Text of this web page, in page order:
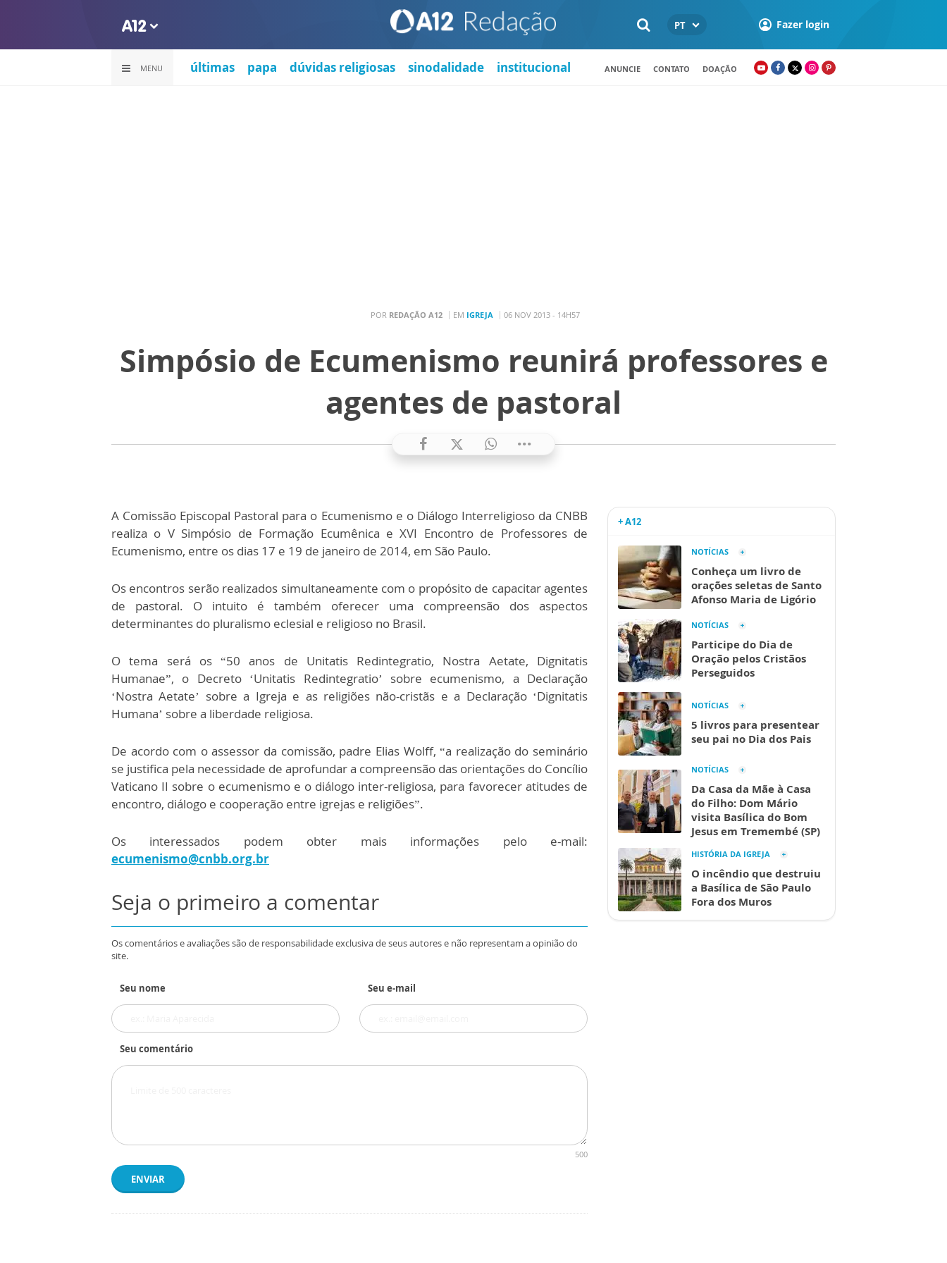
PT Fazer login
MENU últimas papa dúvidas religiosas sinodalidade institucional ANUNCIE CONTATO DOAÇÃO
POR REDAÇÃO A12 EM IGREJA 06 NOV 2013 - 14H57
Simpósio de Ecumenismo reunirá professores e
agentes de pastoral
A Comissão Episcopal Pastoral para o Ecumenismo e o Diálogo Interreligioso da CNBB
realiza o V Simpósio de Formação Ecumênica e XVI Encontro de Professores de
Ecumenismo, entre os dias 17 e 19 de janeiro de 2014, em São Paulo.
Os encontros serão realizados simultaneamente com o propósito de capacitar agentes
de pastoral. O intuito é também oferecer uma compreensão dos aspectos
determinantes do pluralismo eclesial e religioso no Brasil.
O tema será os “50 anos de Unitatis Redintegratio, Nostra Aetate, Dignitatis
Humanae”, o Decreto ‘Unitatis Redintegratio’ sobre ecumenismo, a Declaração
‘Nostra Aetate’ sobre a Igreja e as religiões não-cristãs e a Declaração ‘Dignitatis
Humana’ sobre a liberdade religiosa.
De acordo com o assessor da comissão, padre Elias Wolff, “a realização do seminário
se justifica pela necessidade de aprofundar a compreensão das orientações do Concílio
Vaticano II sobre o ecumenismo e o diálogo inter-religiosa, para favorecer atitudes de
encontro, diálogo e cooperação entre igrejas e religiões”.
Os interessados podem obter mais informações pelo e-mail:
ecumenismo@cnbb.org.br
Seja o primeiro a comentar
Os comentários e avaliações são de responsabilidade exclusiva de seus autores e não representam a opinião do
site.
Seu nome Seu e-mail
Seu comentário
500
ENVIAR
+ A12
NOTÍCIAS
Conheça um livro de
orações seletas de Santo
Afonso Maria de Ligório
NOTÍCIAS
Participe do Dia de
Oração pelos Cristãos
Perseguidos
NOTÍCIAS
5 livros para presentear
seu pai no Dia dos Pais
NOTÍCIAS
Da Casa da Mãe à Casa
do Filho: Dom Mário
visita Basílica do Bom
Jesus em Tremembé (SP)
HISTÓRIA DA IGREJA
O incêndio que destruiu
a Basílica de São Paulo
Fora dos Muros